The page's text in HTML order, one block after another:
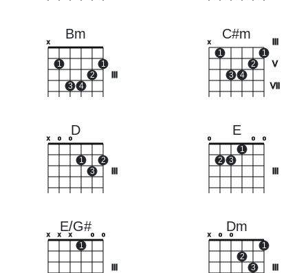
Bm
x
1
3 4
2
1
C#m
V
VII
x
1
3 4
2
1
D
x o o
1
3
2
E
o
2 3
1
o o
E/G#
x x x
1
o o
Dm
x o o
2
3
1